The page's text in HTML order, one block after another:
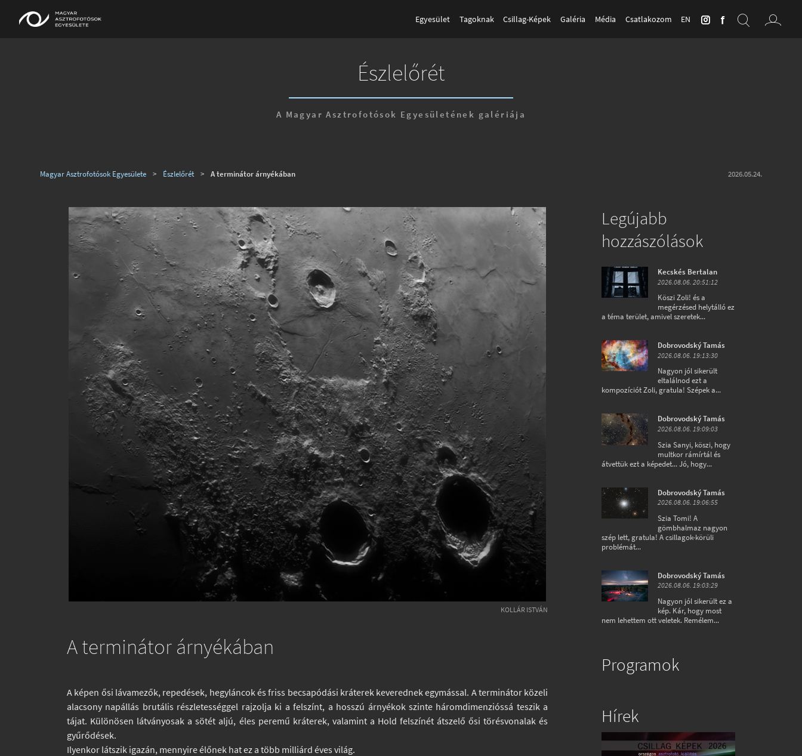
Egyesület Tagoknak Csillag-Képek Galéria Média Csatlakozom EN
Észlelőrét
A Magyar Asztrofotósok Egyesületének galériája
2026.05.24.
Magyar Asztrofotósok Egyesülete > Észlelőrét > A terminátor árnyékában
KOLLÁR ISTVÁN
A terminátor árnyékában
A képen ősi lávamezők, repedések, hegyláncok és friss becsapódási kráterek keverednek egymással. A terminátor közeli
alacsony napállás brutális részletességgel rajzolja ki a felszínt, a hosszú árnyékok szinte háromdimenzióssá teszik a
tájat. Különösen látványosak a sötét aljú, éles peremű kráterek, valamint a Hold felszínét átszelő ősi törésvonalak és
gyűrődések.
Ilyenkor látszik igazán, mennyire élőnek hat ez a több milliárd éves világ.
Legújabb
hozzászólások
Kecskés Bertalan
2026.08.06. 20:51:12
Köszi Zoli! és a
megérzésed helytálló ez
a téma terület, amivel szeretek...
Dobrovodský Tamás
2026.08.06. 19:13:30
Nagyon jól sikerült
eltalálnod ezt a
kompozíciót Zoli, gratula! Szépek a...
Dobrovodský Tamás
2026.08.06. 19:09:03
Szia Sanyi, köszi, hogy
multkor rámírtál és
átvettük ezt a képedet... Jó, hogy...
Dobrovodský Tamás
2026.08.06. 19:06:55
Szia Tomi! A
gömbhalmaz nagyon
szép lett, gratula! A csillagok-körüli
problémát...
Dobrovodský Tamás
2026.08.06. 19:03:29
Nagyon jól sikerült ez a
kép. Kár, hogy most
nem lehettem ott veletek. Remélem...
Programok
Hírek